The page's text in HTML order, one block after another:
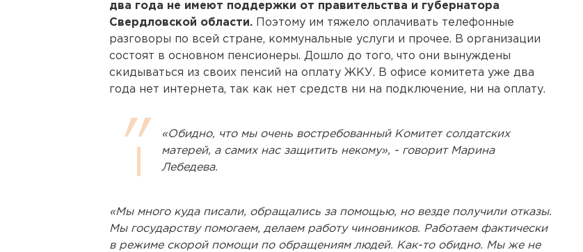
два года не имеют поддержки от правительства и губернатора
Свердловской области.
Поэтому им тяжело оплачивать телефонные
разговоры по всей стране, коммунальные услуги и прочее. В организации
состоят в основном пенсионеры. Дошло до того, что они вынуждены
скидываться из своих пенсий на оплату ЖКУ. В офисе комитета уже два
года нет интернета, так как нет средств ни на подключение, ни на оплату.
«Обидно, что мы очень востребованный Комитет солдатских
матерей, а самих нас защитить некому», - говорит Марина
Лебедева.
«Мы много куда писали, обращались за помощью, но везде получили отказы.
Мы государству помогаем, делаем работу чиновников. Работаем фактически
в режиме скорой помощи по обращениям людей. Как-то обидно. Мы же не